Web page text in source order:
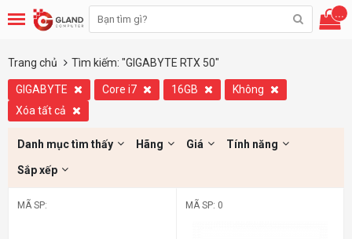
...
Trang chủ Tìm kiếm: "GIGABYTE RTX 50"
GIGABYTE Core i7 16GB
Không
Xóa tất cả
Danh mục tìm thấy Hãng Giá Tính năng
Sắp xếp
MÃ SP: MÃ SP: 0